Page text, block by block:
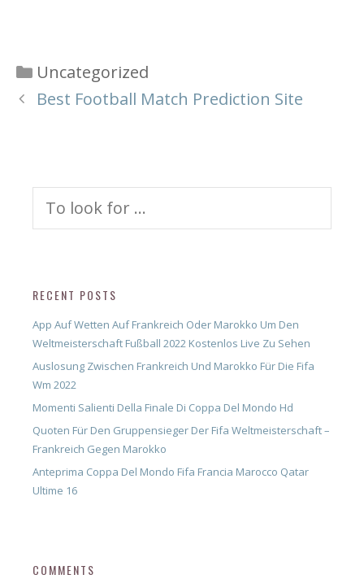
Categories
Uncategorized
Best Football Match Prediction Site
RECENT POSTS
App Auf Wetten Auf Frankreich Oder Marokko Um Den
Weltmeisterschaft Fußball 2022 Kostenlos Live Zu Sehen
Auslosung Zwischen Frankreich Und Marokko Für Die Fifa
Wm 2022
Momenti Salienti Della Finale Di Coppa Del Mondo Hd
Quoten Für Den Gruppensieger Der Fifa Weltmeisterschaft –
Frankreich Gegen Marokko
Anteprima Coppa Del Mondo Fifa Francia Marocco Qatar
Ultime 16
COMMENTS